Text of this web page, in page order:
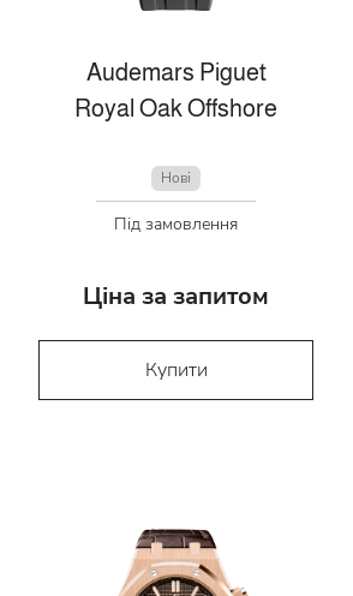
Audemars Piguet
Royal Oak Offshore
Нові
Під замовлення
Ціна за запитом
Купити